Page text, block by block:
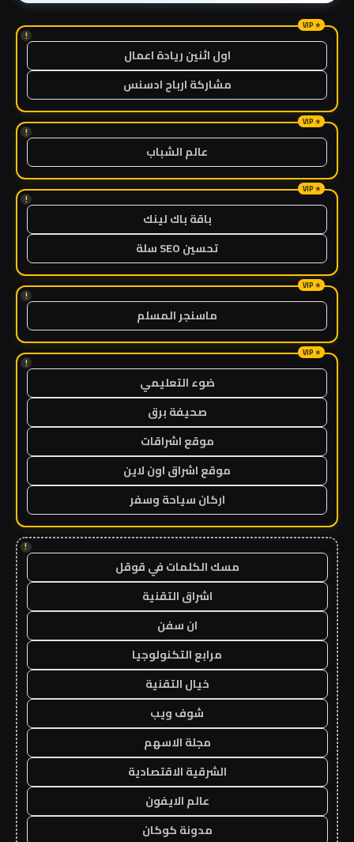
!
اول اثنين ريادة اعمال
مشاركة ارباح ادسنس
!
عالم الشباب
!
باقة باك لينك
تحسين SEO سلة
!
ماسنجر المسلم
!
ضوء التعليمي
صحيفة برق
موقع اشراقات
موقع اشراق اون لاين
اركان سياحة وسفر
!
مسك الكلمات في قوقل
اشراق التقنية
ان سفن
مرابع التكنولوجيا
خيال التقنية
شوف ويب
مجلة الاسهم
الشرقية الاقتصادية
عالم الايفون
مدونة كوكان